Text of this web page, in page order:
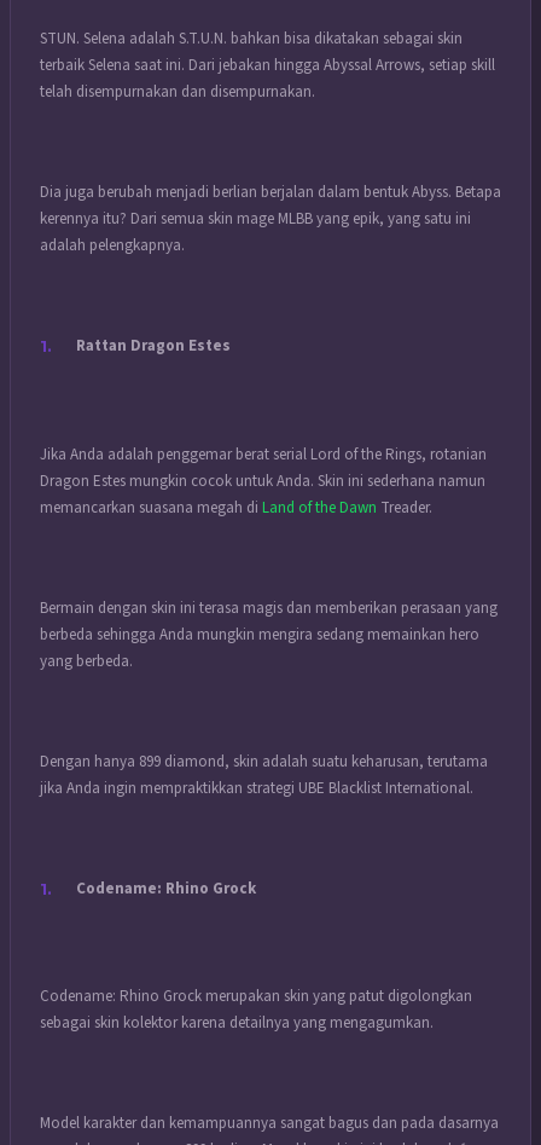
STUN. Selena adalah S.T.U.N. bahkan bisa dikatakan sebagai skin
terbaik Selena saat ini. Dari jebakan hingga Abyssal Arrows, setiap skill
telah disempurnakan dan disempurnakan.
Dia juga berubah menjadi berlian berjalan dalam bentuk Abyss. Betapa
kerennya itu? Dari semua skin mage MLBB yang epik, yang satu ini
adalah pelengkapnya.
Rattan Dragon Estes
Jika Anda adalah penggemar berat serial Lord of the Rings, rotanian
Dragon Estes mungkin cocok untuk Anda. Skin ini sederhana namun
memancarkan suasana megah di Land of the Dawn Treader.
Bermain dengan skin ini terasa magis dan memberikan perasaan yang
berbeda sehingga Anda mungkin mengira sedang memainkan hero
yang berbeda.
Dengan hanya 899 diamond, skin adalah suatu keharusan, terutama
jika Anda ingin mempraktikkan strategi UBE Blacklist International.
Codename: Rhino Grock
Codename: Rhino Grock merupakan skin yang patut digolongkan
sebagai skin kolektor karena detailnya yang mengagumkan.
Model karakter dan kemampuannya sangat bagus dan pada dasarnya